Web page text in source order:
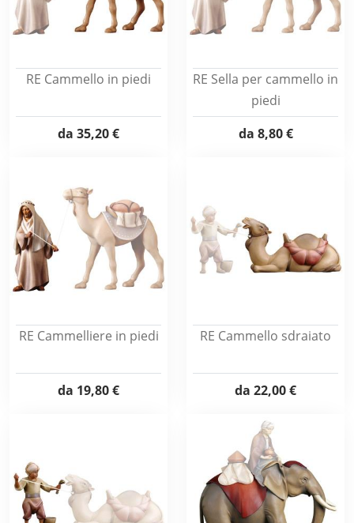
RE Cammello in piedi
da 35,20 €
RE Sella per cammello in
piedi
da 8,80 €
RE Cammelliere in piedi
da 19,80 €
RE Cammello sdraiato
da 22,00 €